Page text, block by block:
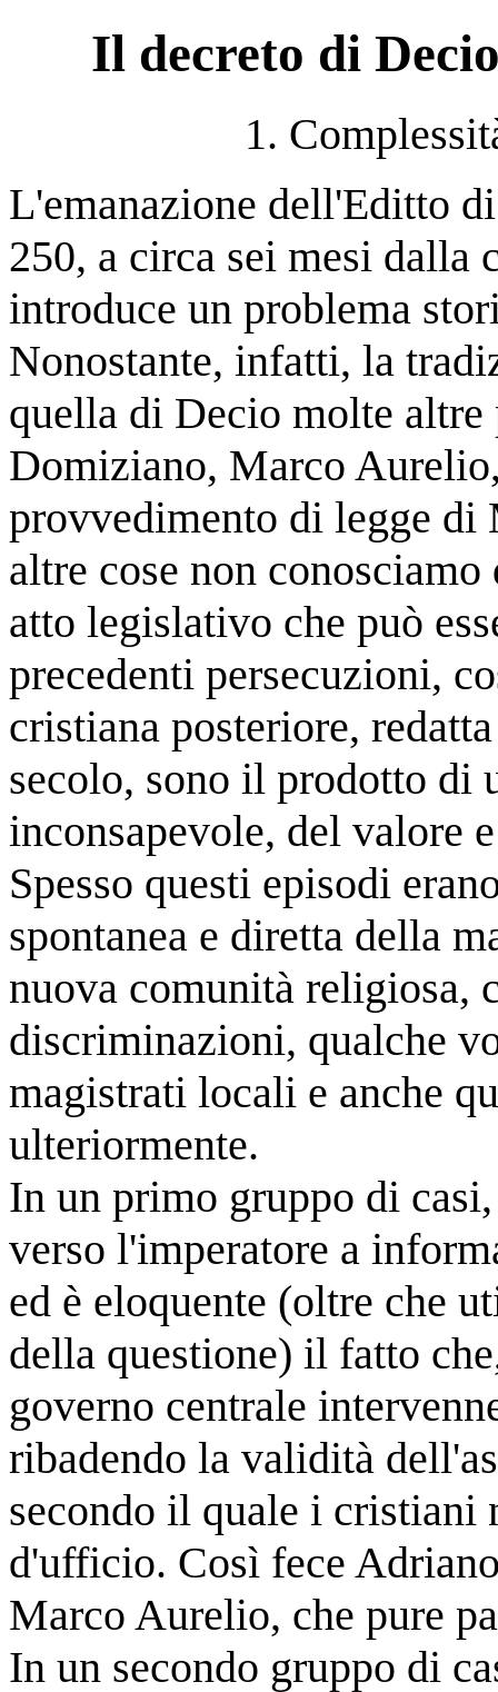
Il decreto di
1.
L'emanazione dell'Editto
250, a circa sei mesi dalla
introduce un problema
Nonostante, infatti, la
quella di Decio molte
Domiziano, Marco
provvedimento di legge di
altre cose non
atto legislativo che può
precedenti persecuzioni,
cristiana posteriore,
secolo, sono il prodotto di
inconsapevole, del valore
Spesso questi episodi
spontanea e diretta della
nuova comunità
discriminazioni, qualche
magistrati locali e anche
ulteriormente.
In un primo gruppo di
verso l'imperatore a
ed è eloquente (oltre che
della questione) il fatto
governo centrale
ribadendo la validità
secondo il quale i cristiani
d'ufficio. Così fece
Marco Aurelio, che pure
In un secondo gruppo di